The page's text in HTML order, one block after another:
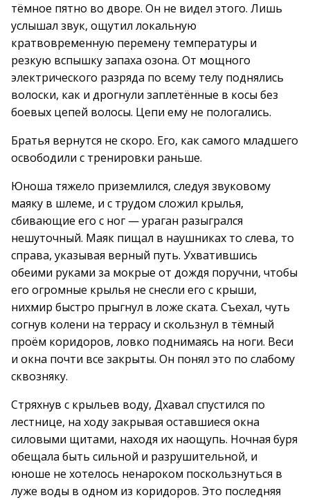
тёмное пятно во дворе. Он не видел этого. Лишь
услышал звук, ощутил локальную
кратвовременную перемену температуры и
резкую вспышку запаха озона. От мощного
электрического разряда по всему телу поднялись
волоски, как и дрогнули заплетённые в косы без
боевых цепей волосы. Цепи ему не пологались.
Братья вернутся не скоро. Его, как самого младшего
освободили с тренировки раньше.
Юноша тяжело приземлился, следуя звуковому
маяку в шлеме, и с трудом сложил крылья,
сбивающие его с ног — ураган разыгрался
нешуточный. Маяк пищал в наушниках то слева, то
справа, указывая верный путь. Ухватившись
обеими руками за мокрые от дождя поручни, чтобы
его огромные крылья не снесли его с крыши,
нихмир быстро прыгнул в ложе ската. Съехал, чуть
согнув колени на террасу и скользнул в тёмный
проём коридоров, ловко поднимаясь на ноги. Веси
и окна почти все закрыты. Он понял это по слабому
сквозняку.
Стряхнув с крыльев воду, Дхавал спустился по
лестнице, на ходу закрывая оставшиеся окна
силовыми щитами, находя их наощупь. Ночная буря
обещала быть сильной и разрушительной, и
юноше не хотелось ненароком поскользнуться в
луже воды в одном из коридоров. Это последняя